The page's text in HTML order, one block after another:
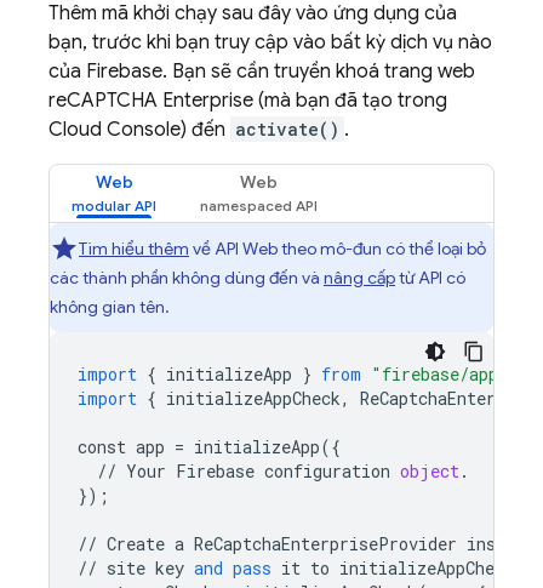
Thêm mã khởi chạy sau đây vào ứng dụng của
bạn, trước khi bạn truy cập vào bất kỳ dịch vụ nào
của Firebase. Bạn sẽ cần truyền khoá trang web
reCAPTCHA Enterprise (mà bạn đã tạo trong
Cloud Console) đến activate() .
Web Web
Tìm hiểu thêm về API Web theo mô-đun có thể loại bỏ
các thành phần không dùng đến và nâng cấptừ API có
không gian tên.
import { initializeApp } from "firebase/app"
import { initializeAppCheck,
const app = initializeApp({
// Your Firebase configuration object.
});
// Create a ReCaptchaEnterpriseProvider instance
// site key and pass it to initializeAppCheck